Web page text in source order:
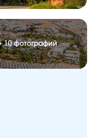
10 фотографий